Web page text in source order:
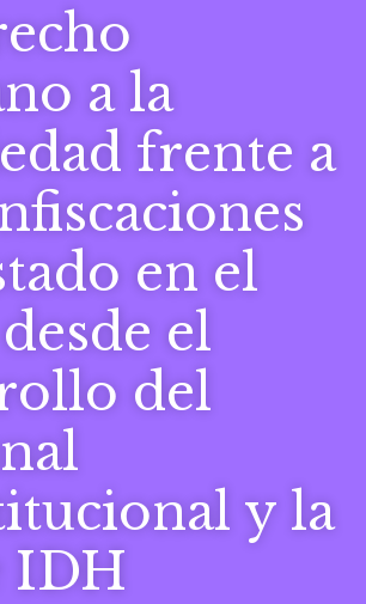
a la
frente a
en el
el
del
y la
IDH